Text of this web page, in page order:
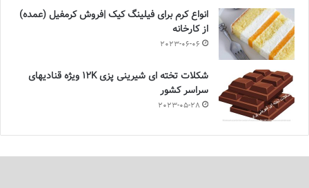
انواع کرم برای فیلینگ کیک |فروش کرمفیل (عمده)
از کارخانه
2023-06-06
شکلات تخته ای شیرینی پزی 12K ویژه قنادیهای
سراسر کشور
2023-05-28